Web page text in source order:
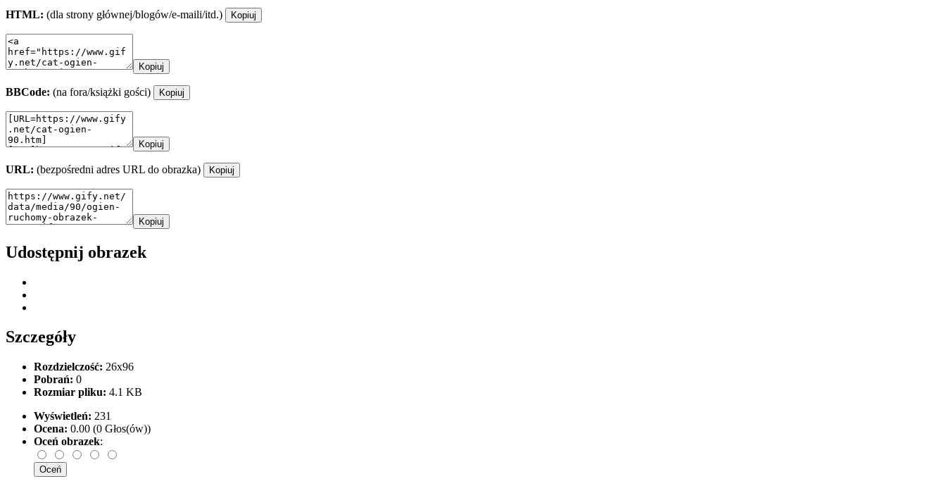
HTML: (dla strony głównej/blogów/e-maili/itd.) Kopiuj
Kopiuj
BBCode: (na fora/książki gości) Kopiuj
Kopiuj
URL: (bezpośredni adres URL do obrazka) Kopiuj
Kopiuj
Udostępnij obrazek
Szczegóły
Rozdzielczość: 26x96
Pobrań: 0
Rozmiar pliku: 4.1 KB
Wyświetleń: 231
Ocena: 0.00 (0 Głos(ów))
Oceń obrazek: